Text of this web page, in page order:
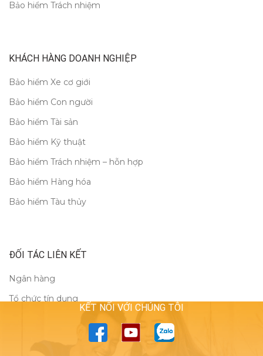
Bảo hiểm Trách nhiệm
KHÁCH HÀNG DOANH NGHIỆP
Bảo hiểm Xe cơ giới
Bảo hiểm Con người
Bảo hiểm Tài sản
Bảo hiểm Kỹ thuật
Bảo hiểm Trách nhiệm – hỗn hợp
Bảo hiểm Hàng hóa
Bảo hiểm Tàu thủy
ĐỐI TÁC LIÊN KẾT
Ngân hàng
Tổ chức tín dụng
KẾT NỐI VỚI CHÚNG TÔI